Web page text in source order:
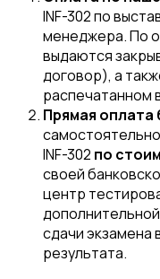
INF-302 по
менеджера. По
выдаются
договор), а
распечатанном
Прямая оплата
INF-302 по
своей
центр
дополнительной
сдачи экзамена
результата.